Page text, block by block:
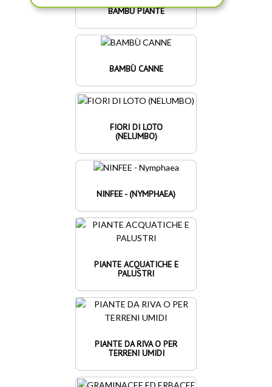
BAMBÙ PIANTE
BAMBÙ CANNE
FIORI DI LOTO
(NELUMBO)
NINFEE - (NYMPHAEA)
PIANTE ACQUATICHE E
PALUSTRI
PIANTE DA RIVA O PER
TERRENI UMIDI